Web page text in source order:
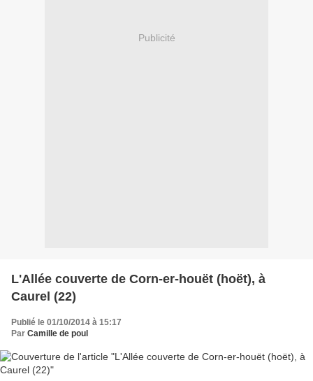
Publicité
L'Allée couverte de Corn-er-houët (hoët), à
Caurel (22)
Publié le 01/10/2014 à 15:17
Par Camille de poul